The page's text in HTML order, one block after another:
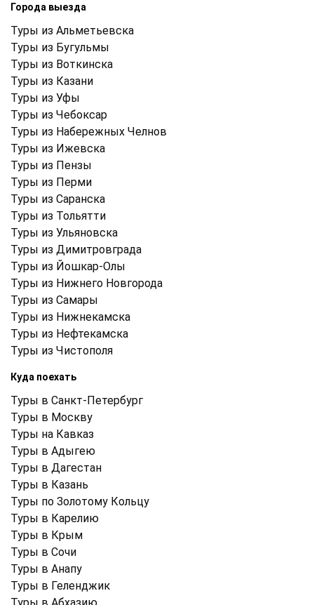
Города выезда
Туры из Альметьевска
Туры из Бугульмы
Туры из Воткинска
Туры из Казани
Туры из Уфы
Туры из Чебоксар
Туры из Набережных Челнов
Туры из Ижевска
Туры из Пензы
Туры из Перми
Туры из Саранска
Туры из Тольятти
Туры из Ульяновска
Туры из Димитровграда
Туры из Йошкар-Олы
Туры из Нижнего Новгорода
Туры из Самары
Туры из Нижнекамска
Туры из Нефтекамска
Туры из Чистополя
Куда поехать
Туры в Санкт-Петербург
Туры в Москву
Туры на Кавказ
Туры в Адыгею
Туры в Дагестан
Туры в Казань
Туры по Золотому Кольцу
Туры в Карелию
Туры в Крым
Туры в Cочи
Туры в Анапу
Туры в Геленджик
Туры в Абхазию